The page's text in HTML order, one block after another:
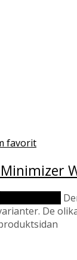
favorit
De